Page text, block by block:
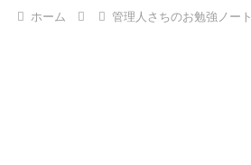
ホーム 管理人さちのお勉強ノート